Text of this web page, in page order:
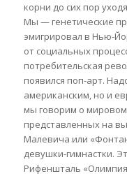
корни до сих пор
Мы — генетические
эмигрировал в Нью-
от социальных
потребительская
появился поп-арт.
американским, но и
мы говорим о мировом
представленных на
Малевича или
девушки-гимнастки.
Рифеншталь